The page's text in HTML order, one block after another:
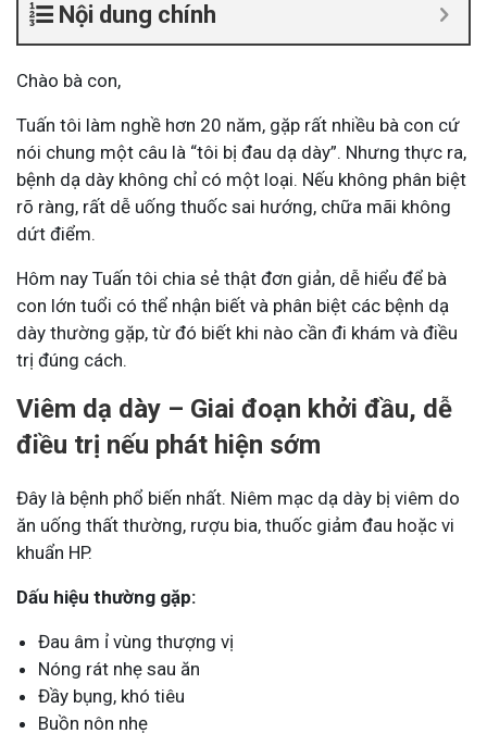
Nội dung chính
Chào bà con,
Tuấn tôi làm nghề hơn 20 năm, gặp rất nhiều bà con cứ
nói chung một câu là “tôi bị đau dạ dày”. Nhưng thực ra,
bệnh dạ dày không chỉ có một loại. Nếu không phân biệt
rõ ràng, rất dễ uống thuốc sai hướng, chữa mãi không
dứt điểm.
Hôm nay Tuấn tôi chia sẻ thật đơn giản, dễ hiểu để bà
con lớn tuổi có thể nhận biết và phân biệt các bệnh dạ
dày thường gặp, từ đó biết khi nào cần đi khám và điều
trị đúng cách.
Viêm dạ dày – Giai đoạn khởi đầu, dễ
điều trị nếu phát hiện sớm
Đây là bệnh phổ biến nhất. Niêm mạc dạ dày bị viêm do
ăn uống thất thường, rượu bia, thuốc giảm đau hoặc vi
khuẩn HP.
Dấu hiệu thường gặp:
Đau âm ỉ vùng thượng vị
Nóng rát nhẹ sau ăn
Đầy bụng, khó tiêu
Buồn nôn nhẹ